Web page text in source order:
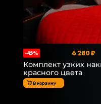
-45% 6 280 ₽
Комплект узких
красного цвета
В корзину